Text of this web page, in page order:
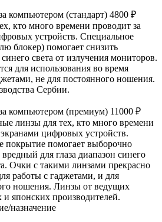
компьютером (стандарт) 4800 ₽
кто много времени проводит за
устройств. Специальное
блокер) помогает снизить
синего света от излучения мониторов.
для использования во время
не для постоянного ношения.
Сербии.
компьютером (премиум) 11000 ₽
линзы для тех, кто много времени
цифровых устройств.
покрытие помогает выборочно
вредный для глаза диапазон синего
Очки с такими линзами прекрасно
работы с гаджетами, и для
ношения. Линзы от ведущих
и японских производителей.
назначение